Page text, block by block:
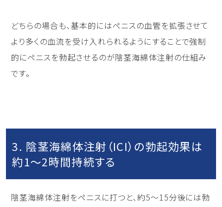
どちらの場合も、基本的にはペニスの血管を拡張させて
より多くの血流を受け入れられるようにすることで強制
的にペニスを勃起させるのが陰茎海綿体注射の仕組み
です。
3. 陰茎海綿体注射（ICI）の勃起効果は
約1～2時間持続する
陰茎海綿体注射をペニスに打つと、約5〜15分後には勃